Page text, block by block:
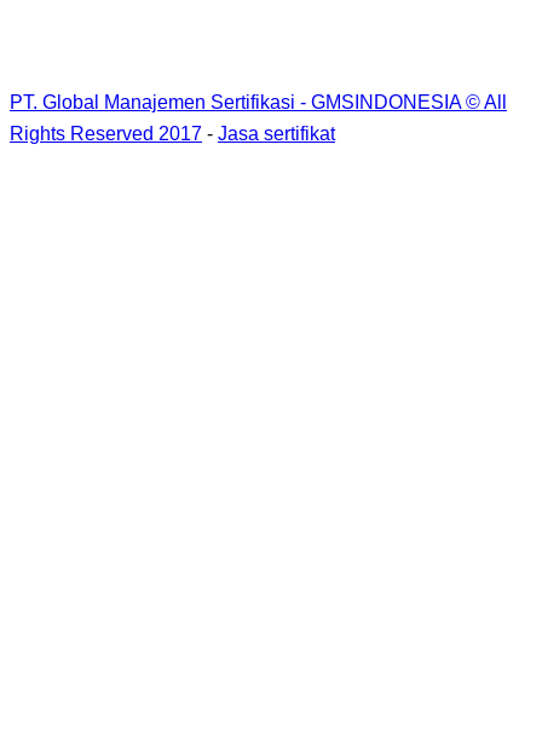
PT. Global Manajemen Sertifikasi - GMSINDONESIA © All
Rights Reserved 2017 - Jasa sertifikat